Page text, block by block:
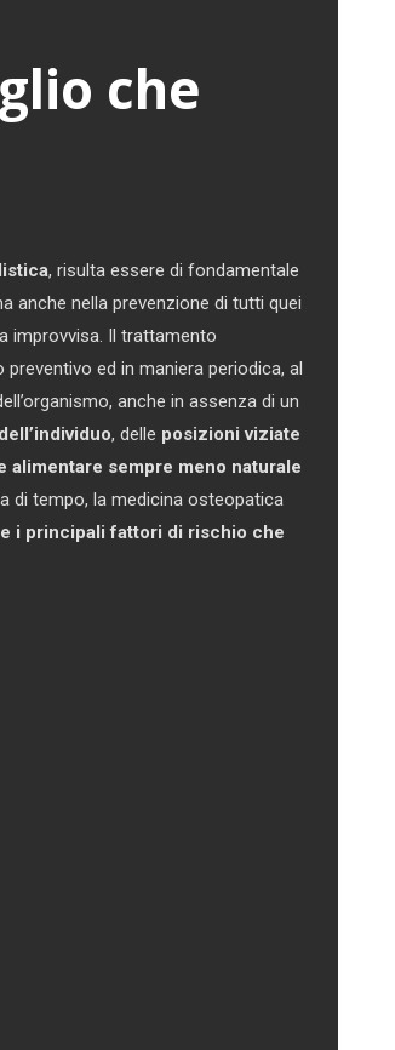
che
, risulta essere di fondamentale
anche nella prevenzione di tutti quei
improvvisa. Il trattamento
preventivo ed in maniera periodica, al
anche in assenza di un
, delle posizioni viziate
alimentare sempre meno naturale
di tempo, la medicina osteopatica
i principali fattori di rischio che